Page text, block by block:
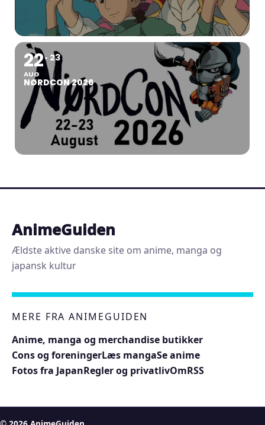
22
AUG
23
NØRDCON 2026
AnimeGuiden
Ældste aktive danske site om anime, manga og
japansk kultur
MERE FRA ANIMEGUIDEN
Anime, manga og merchandise butikker
Cons og foreningerLæs mangaSe anime
Fotos fra JapanRegler og privatlivOmRSS